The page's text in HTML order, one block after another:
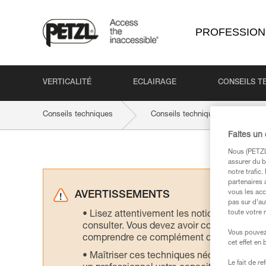
VERTICALITÉ ECLAIRAGE CONSEILS
Conseils techniques Conseils techniques par produit
AVERTISSEMENTS
Lisez attentivement les notices
consulter. Vous devez avoir compris les
comprendre ce complément d’informations.
Maîtriser ces techniques nécessite une
Faites un
Nous
assurer du
notre trafic.
partenaires
vous les
pas sur
toute votre
Vous
cet effet en
Le fait de